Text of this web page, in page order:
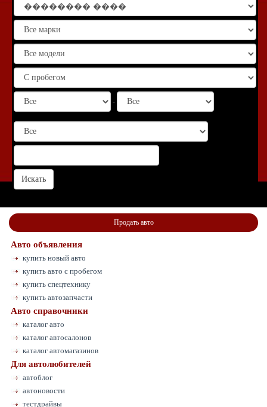
-
Продать авто
Авто объявления
купить новый авто
купить авто с пробегом
купить спецтехнику
купить автозапчасти
Авто справочники
каталог авто
каталог автосалонов
каталог автомагазинов
Для автолюбителей
автоблог
автоновости
тестдрайвы